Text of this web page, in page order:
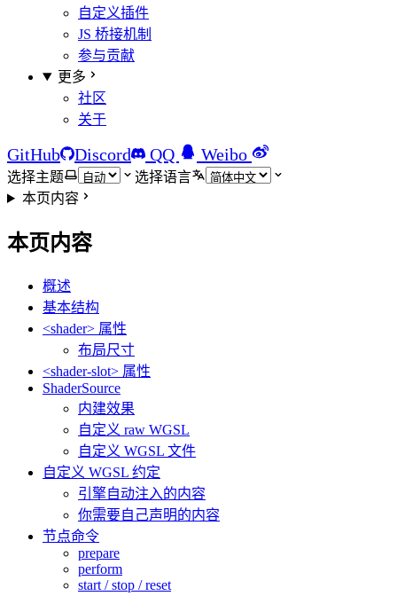
自定义插件
JS 桥接机制
参与贡献
更多
社区
关于
GitHub Discord QQ Weibo
选择主题
选择语言
本页内容
本页内容
概述
基本结构
<shader> 属性
布局尺寸
<shader-slot> 属性
ShaderSource
内建效果
自定义 raw WGSL
自定义 WGSL 文件
自定义 WGSL 约定
引擎自动注入的内容
你需要自己声明的内容
节点命令
prepare
perform
start / stop / reset